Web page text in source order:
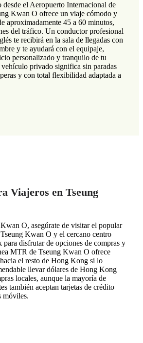
desde el Aeropuerto Internacional de
Kwan O ofrece un viaje cómodo y
aproximadamente 45 a 60 minutos,
del tráfico. Un conductor profesional
te recibirá en la sala de llegadas con
y te ayudará con el equipaje,
personalizado y tranquilo de tu
privado significa sin paradas
y con total flexibilidad adaptada a
Viajeros en Tseung
O, asegúrate de visitar el popular
Kwan O y el cercano centro
para disfrutar de opciones de compras y
MTR de Tseung Kwan O ofrece
el resto de Hong Kong si lo
llevar dólares de Hong Kong
locales, aunque la mayoría de
también aceptan tarjetas de crédito
móviles.